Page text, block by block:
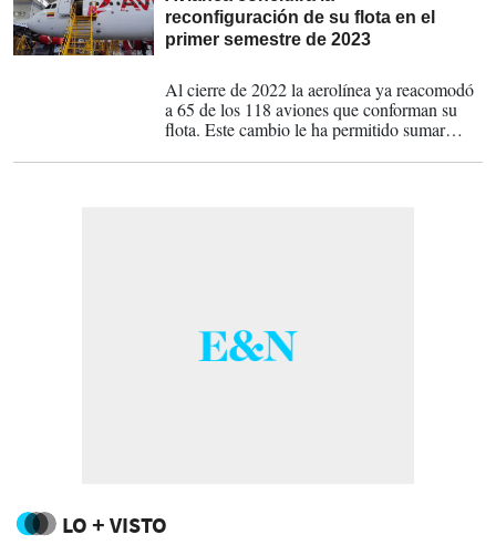
reconfiguración de su flota en el
primer semestre de 2023
Al cierre de 2022 la aerolínea ya reacomodó
a 65 de los 118 aviones que conforman su
flota. Este cambio le ha permitido sumar
estrategia que apuntala el modelo de tarifas
LO + VISTO